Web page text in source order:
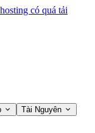
có quá tải
Tài Nguyên